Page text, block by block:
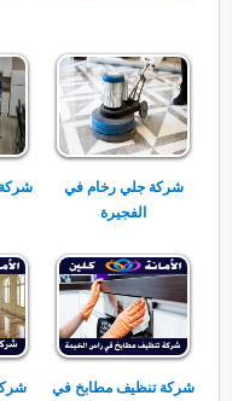
شركة جلي رخام في
الفجيرة
شركة تنظيف مطابخ في